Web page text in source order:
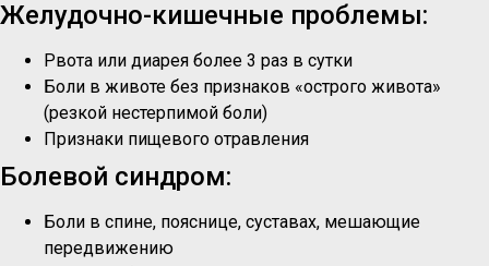
Желудочно-кишечные проблемы:
Рвота или диарея более 3 раз в сутки
Боли в животе без признаков «острого живота»
(резкой нестерпимой боли)
Признаки пищевого отравления
Болевой синдром:
Боли в спине, пояснице, суставах, мешающие
передвижению